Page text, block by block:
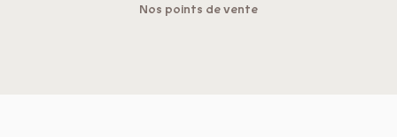
Nos points de vente